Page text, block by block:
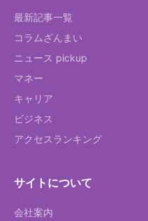
最新記事一覧
コラムざんまい
ニュース pickup
マネー
キャリア
ビジネス
アクセスランキング
サイトについて
会社案内